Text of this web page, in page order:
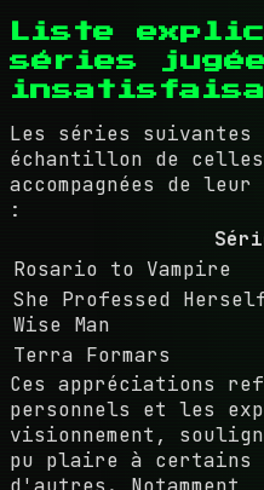
Liste
séries
Les séries suivantes
échantillon de
accompagnées de
:
Rosario to Vampire
She Professed
Wise Man
Terra Formars
Ces appréciations
personnels et les
visionnement,
pu plaire à certains